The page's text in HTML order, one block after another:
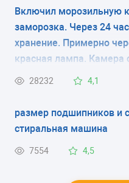
РАЗМОРАЖИВАНИЕ
ручное
РАЗМОРАЖИВАНИЕ
капельная система
ЭНЕРГОПОТРЕБЛЕНИЕ
Включил морозильную
заморозка. Через 24
хранение. Примерно
красная лампа. Камера
минуту работает, 5
28232 4,1
размер подшипников и
стиральная машина
7554 4,5